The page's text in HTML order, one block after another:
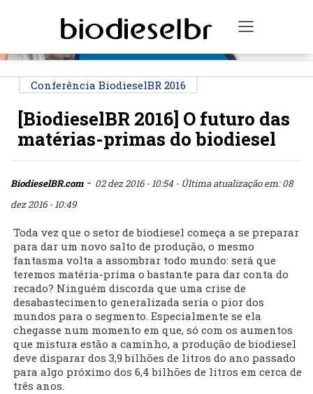
Toggle
Conferência BiodieselBR 2016
[BiodieselBR 2016] O futuro das
matérias-primas do biodiesel
BiodieselBR.com- 02 dez 2016 - 10:54 - Última atualização em: 08
dez 2016 - 10:49
Toda vez que o setor de biodiesel começa a se preparar
para dar um novo salto de produção, o mesmo
fantasma volta a assombrar todo mundo: será que
teremos matéria-prima o bastante para dar conta do
recado? Ninguém discorda que uma crise de
desabastecimento generalizada seria o pior dos
mundos para o segmento. Especialmente se ela
chegasse num momento em que, só com os aumentos
que mistura estão a caminho, a produção de biodiesel
deve disparar dos 3,9 bilhões de litros do ano passado
para algo próximo dos 6,4 bilhões de litros em cerca de
três anos.